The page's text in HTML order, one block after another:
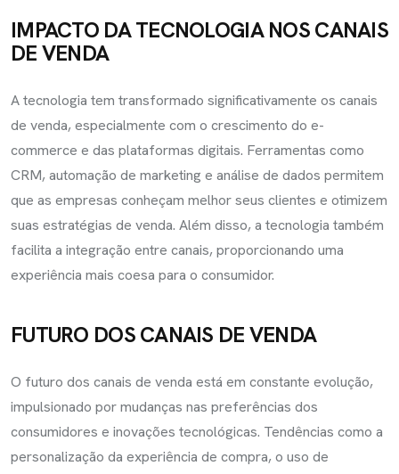
IMPACTO DA TECNOLOGIA NOS CANAIS
DE VENDA
A tecnologia tem transformado significativamente os canais
de venda, especialmente com o crescimento do e-
commerce e das plataformas digitais. Ferramentas como
CRM, automação de marketing e análise de dados permitem
que as empresas conheçam melhor seus clientes e otimizem
suas estratégias de venda. Além disso, a tecnologia também
facilita a integração entre canais, proporcionando uma
experiência mais coesa para o consumidor.
FUTURO DOS CANAIS DE VENDA
O futuro dos canais de venda está em constante evolução,
impulsionado por mudanças nas preferências dos
consumidores e inovações tecnológicas. Tendências como a
personalização da experiência de compra, o uso de